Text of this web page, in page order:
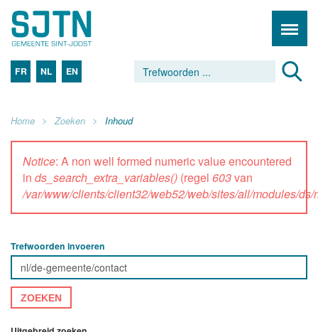
FR NL EN
Home Zoeken Inhoud
Notice: A non well formed numeric value encountered
in ds_search_extra_variables() (regel 603van
/var/www/clients/client32/web52/web/sites/all/modules/
Trefwoorden invoeren
ZOEKEN